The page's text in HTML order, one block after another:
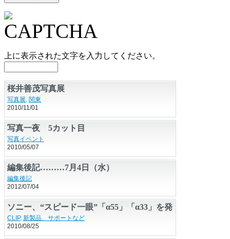
上に表示された文字を入力してください。
桜井善茂写真展
写真展, 関東
2010/11/01
写真一夜 5カット目
写真イベント
2010/05/07
編集後記………7月4日（水）
編集後記
2012/07/04
ソニー、“スピード一眼”「α55」「α33」を発
表
CLIP, 新製品、サポートなど
2010/08/25